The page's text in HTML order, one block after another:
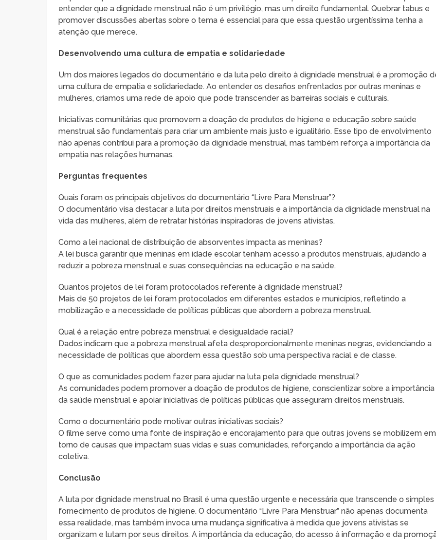
entender que a dignidade menstrual não é um privilégio, mas um direito fundamental. Quebrar tabus e
promover discussões abertas sobre o tema é essencial para que essa questão urgentíssima tenha a
atenção que merece.
Desenvolvendo uma cultura de empatia e solidariedade
Um dos maiores legados do documentário e da luta pelo direito à dignidade menstrual é a promoção
uma cultura de empatia e solidariedade. Ao entender os desafios enfrentados por outras meninas e
mulheres, criamos uma rede de apoio que pode transcender as barreiras sociais e culturais.
Iniciativas comunitárias que promovem a doação de produtos de higiene e educação sobre saúde
menstrual são fundamentais para criar um ambiente mais justo e igualitário. Esse tipo de envolvimento
não apenas contribui para a promoção da dignidade menstrual, mas também reforça a importância da
empatia nas relações humanas.
Perguntas frequentes
Quais foram os principais objetivos do documentário “Livre Para Menstruar”?
O documentário visa destacar a luta por direitos menstruais e a importância da dignidade menstrual na
vida das mulheres, além de retratar histórias inspiradoras de jovens ativistas.
Como a lei nacional de distribuição de absorventes impacta as meninas?
A lei busca garantir que meninas em idade escolar tenham acesso a produtos menstruais, ajudando a
reduzir a pobreza menstrual e suas consequências na educação e na saúde.
Quantos projetos de lei foram protocolados referente à dignidade menstrual?
Mais de 50 projetos de lei foram protocolados em diferentes estados e municípios, refletindo a
mobilização e a necessidade de políticas públicas que abordem a pobreza menstrual.
Qual é a relação entre pobreza menstrual e desigualdade racial?
Dados indicam que a pobreza menstrual afeta desproporcionalmente meninas negras, evidenciando a
necessidade de políticas que abordem essa questão sob uma perspectiva racial e de classe.
O que as comunidades podem fazer para ajudar na luta pela dignidade menstrual?
As comunidades podem promover a doação de produtos de higiene, conscientizar sobre a importância
da saúde menstrual e apoiar iniciativas de políticas públicas que asseguram direitos menstruais.
Como o documentário pode motivar outras iniciativas sociais?
O filme serve como uma fonte de inspiração e encorajamento para que outras jovens se mobilizem em
torno de causas que impactam suas vidas e suas comunidades, reforçando a importância da ação
coletiva.
Conclusão
A luta por dignidade menstrual no Brasil é uma questão urgente e necessária que transcende o simples
fornecimento de produtos de higiene. O documentário “Livre Para Menstruar” não apenas documenta
essa realidade, mas também invoca uma mudança significativa à medida que jovens ativistas se
organizam e lutam por seus direitos. A importância da educação, do acesso à informação e da